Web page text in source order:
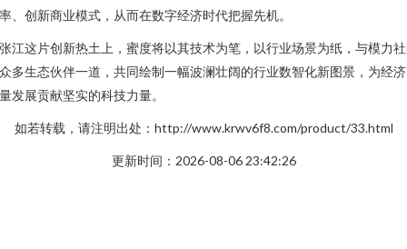
、创新商业模式，从而在数字经济时代把握先机。
江这片创新热土上，蜜度将以其技术为笔，以行业场景为纸，与模力
多生态伙伴一道，共同绘制一幅波澜壮阔的行业数智化新图景，为经
发展贡献坚实的科技力量。
如若转载，请注明出处：http://www.krwv6f8.com/product/33.html
更新时间：2026-08-06 23:42:26